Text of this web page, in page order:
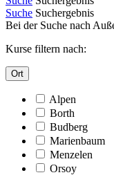
Suche Suchergebnis
Bei der Suche nach
Kurse filtern nach:
Ort
Alpen
Borth
Budberg
Marienbaum
Menzelen
Orsoy